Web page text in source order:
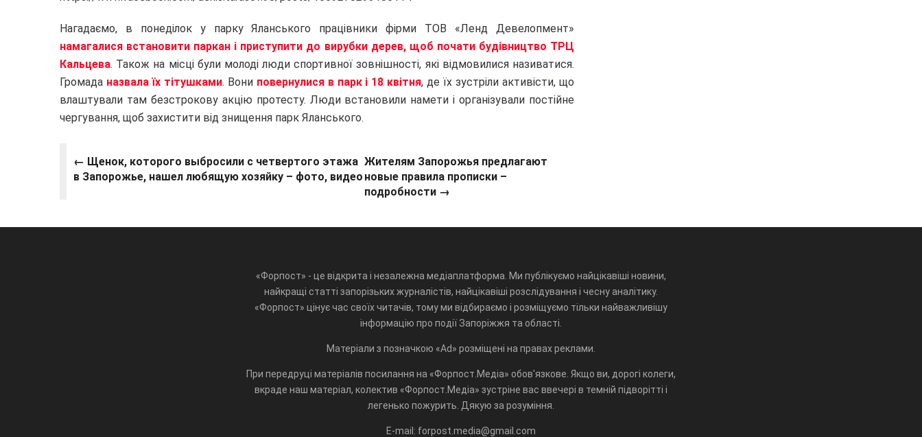
Нагадаємо, в понеділок у парку Яланського працівники фірми ТОВ «Ленд Девелопмент»
намагалися встановити паркан і приступити до вирубки дерев, щоб почати будівництво ТРЦ
Кальцева. Також на місці були молоді люди спортивної зовнішності, які відмовилися називатися.
Громада назвала їх тітушками. Вони повернулися в парк і 18 квітня, де їх зустріли активісти, що
влаштували там безстрокову акцію протесту. Люди встановили намети і організували постійне
чергування, щоб захистити від знищення парк Яланського.
← Щенок, которого выбросили с четвертого этажа
в Запорожье, нашел любящую хозяйку – фото, видео
Жителям Запорожья предлагают
новые правила прописки –
подробности →
«Форпост» - це відкрита і незалежна медіаплатформа. Ми публікуємо найцікавіші новини,
найкращі статті запорізьких журналістів, найцікавіші розслідування і чесну аналітику.
«Форпост» цінує час своїх читачів, тому ми відбираємо і розміщуємо тільки найважливішу
інформацію про події Запоріжжя та області.
Матеріали з позначкою «Ad» розміщені на правах реклами.
При передруці матеріалів посилання на «Форпост.Медіа» обов'язкове. Якщо ви, дорогі колеги,
вкраде наш матеріал, колектив «Форпост.Медіа» зустріне вас ввечері в темній підворітті і
легенько пожурить. Дякую за розуміння.
E-mail: forpost.media@gmail.com